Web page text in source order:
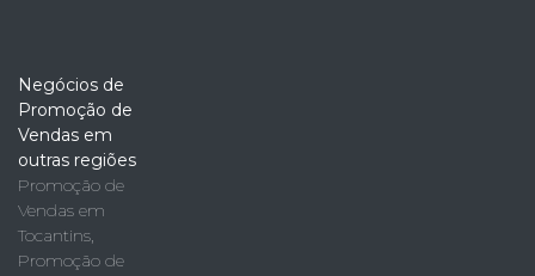
Negócios de
Promoção de
Vendas em
outras regiões
Promoção de
Vendas em
Tocantins,
Promoção de